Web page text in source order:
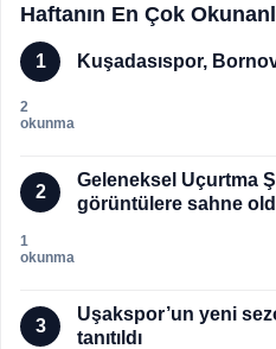
Haftanın En Çok
1 Kuşadasıspor,
2
okunma
2
Geleneksel Uçurtma
görüntülere sahne
1
okunma
3
Uşakspor’un yeni
tanıtıldı